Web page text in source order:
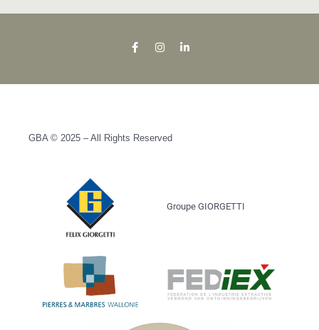
GBA © 2025 – All Rights Reserved
Groupe GIORGETTI